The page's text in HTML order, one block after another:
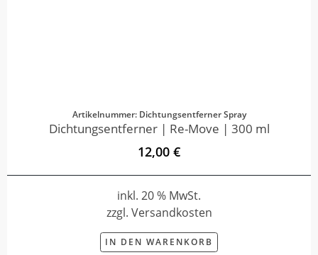
Artikelnummer: Dichtungsentferner Spray
Dichtungsentferner | Re-Move | 300 ml
12,00 €
inkl. 20 % MwSt.
zzgl. Versandkosten
IN DEN WARENKORB